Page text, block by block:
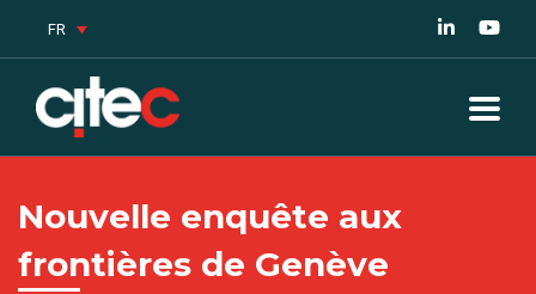
FR
Nouvelle enquête aux
frontières de Genève